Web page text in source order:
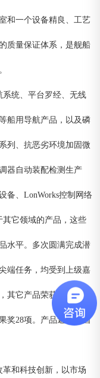
和一个设备精良、工艺
质量保证体系，是舰船
系统、平台罗经、无线
船用导航产品，以及磷
列、抗恶劣环境加固微
器自动装配检测生产
备、LonWorks控制网络
其它领域的产品，这些
水平。多次圆满完成潜
端任务，均受到上级嘉
其它产品荣获全国科学
奖28项。产品遍及全国
和科技创新，以市场